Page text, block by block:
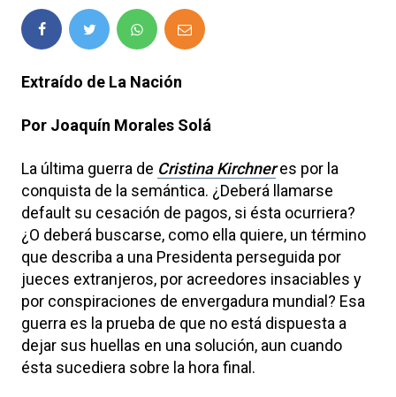
Extraído de La Nación
Por Joaquín Morales Solá
La última guerra de Cristina Kirchneres por la
conquista de la semántica. ¿Deberá llamarse
default su cesación de pagos, si ésta ocurriera?
¿O deberá buscarse, como ella quiere, un término
que describa a una Presidenta perseguida por
jueces extranjeros, por acreedores insaciables y
por conspiraciones de envergadura mundial? Esa
guerra es la prueba de que no está dispuesta a
dejar sus huellas en una solución, aun cuando
ésta sucediera sobre la hora final.